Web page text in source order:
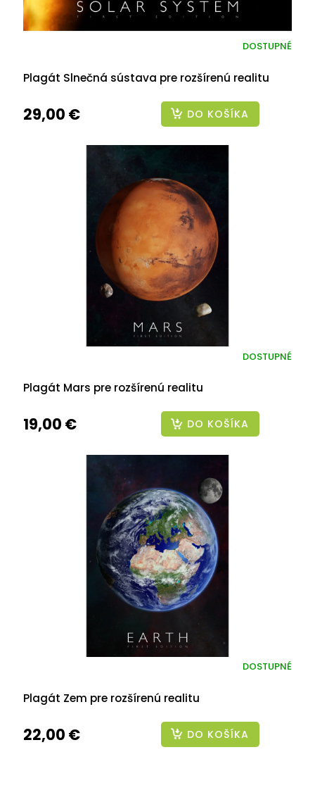
Plagát Slnečná sústava pre rozšírenú realitu
DOSTUPNÉ
29,00 € DO KOŠÍKA
Plagát Mars pre rozšírenú realitu
DOSTUPNÉ
19,00 € DO KOŠÍKA
Plagát Zem pre rozšírenú realitu
DOSTUPNÉ
22,00 € DO KOŠÍKA